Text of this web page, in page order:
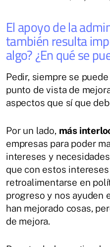
El apoyo de la
también resulta
algo? ¿En qué se
Pedir, siempre se
punto de vista de
aspectos que sí que
Por un lado, más
empresas para poder
intereses y
que con estos
retroalimentarse en
progreso y nos ayuden
han mejorado cosas,
de mejora.